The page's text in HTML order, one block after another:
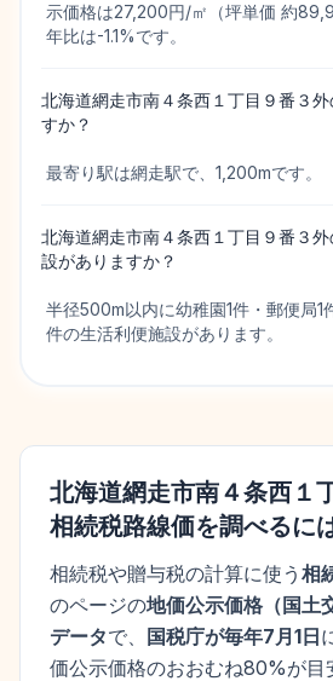
示価格は27,200円/㎡（坪単価 約
年比は-1.1%です。
北海道網走市南４条西１丁目９番３
すか？
最寄り駅は網走駅で、1,200mです。
北海道網走市南４条西１丁目９番３
設がありますか？
半径500m以内に幼稚園1件・郵便局1
件の生活利便施設があります。
北海道網走市南４条西１
相続税路線価を調べるに
相続税や贈与税の計算に使う 相
のページの地価公示価格 （ 国土
データで、 国税庁が毎年7月1日
価公示価格のおおむね80%が目